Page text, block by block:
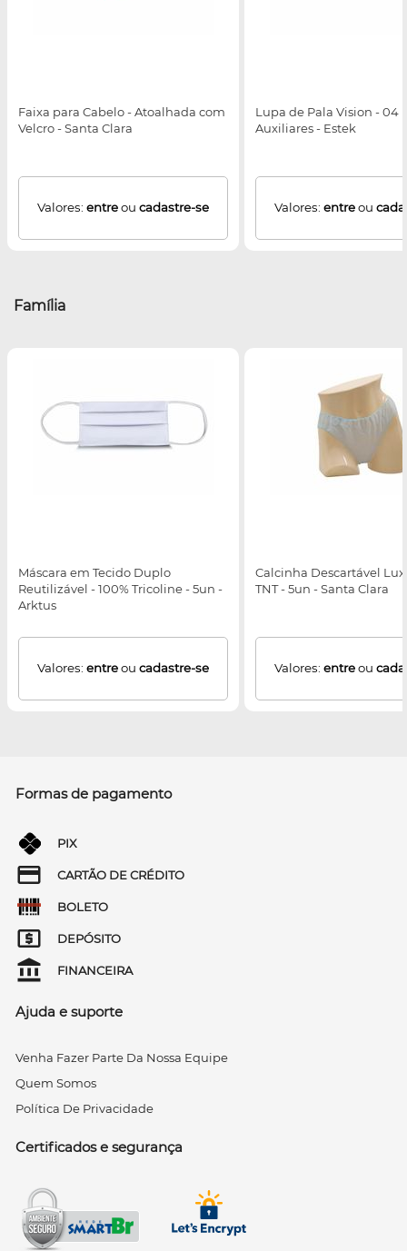
Faixa para Cabelo - Atoalhada com
Velcro - Santa Clara
Valores: entreou cadastre-se
Lupa de Pala Vision - 04
Auxiliares - Estek
Valores: entreou
Família
Máscara em Tecido Duplo
Reutilizável - 100% Tricoline - 5un -
Arktus
Valores: entreou cadastre-se
Calcinha Descartável
TNT - 5un - Santa Clara
Valores: entreou
Formas de pagamento
PIX
CARTÃO DE CRÉDITO
BOLETO
DEPÓSITO
FINANCEIRA
Ajuda e suporte
Venha Fazer Parte Da Nossa Equipe
Quem Somos
Política De Privacidade
Certificados e segurança